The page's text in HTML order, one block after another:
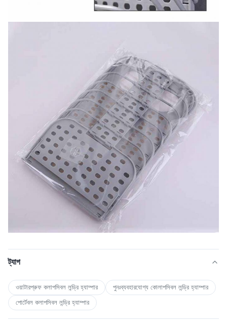
ট্যাগ
ওয়াটারপ্রুফ কলাপসিবল লন্ড্রি হ্যাম্পার
পুনঃব্যবহারযোগ্য কোলাপসিবল লন্ড্রি হ্যাম্পার
পোর্টেবল কলাপসিবল লন্ড্রি হ্যাম্পার